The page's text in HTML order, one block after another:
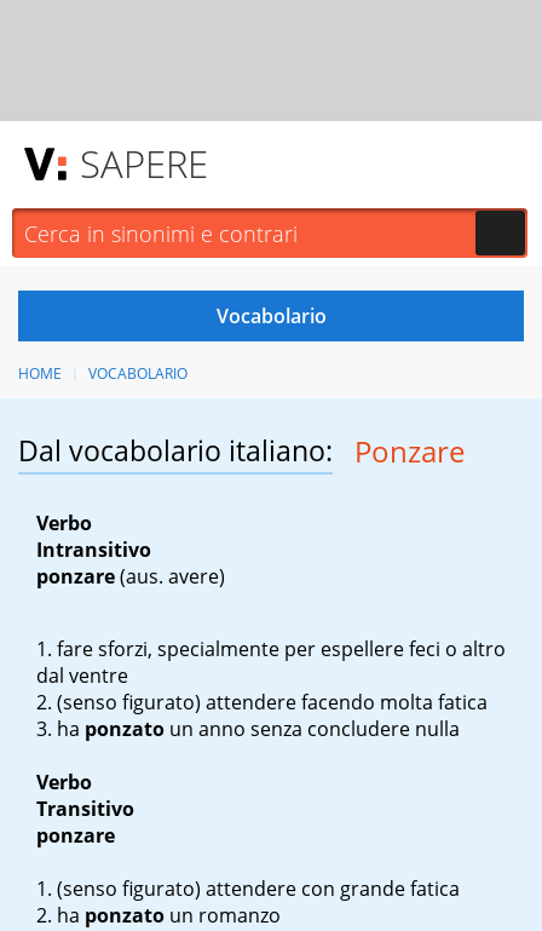
SAPERE
HOME VOCABOLARIO
Dal vocabolario italiano: Ponzare
Verbo
Intransitivo
ponzare(aus. avere)
fare sforzi, specialmente per espellere feci o altro
dal ventre
(senso figurato) attendere facendo molta fatica
ha ponzato un anno senza concludere nulla
Verbo
Transitivo
ponzare
(senso figurato) attendere con grande fatica
ha ponzato un romanzo